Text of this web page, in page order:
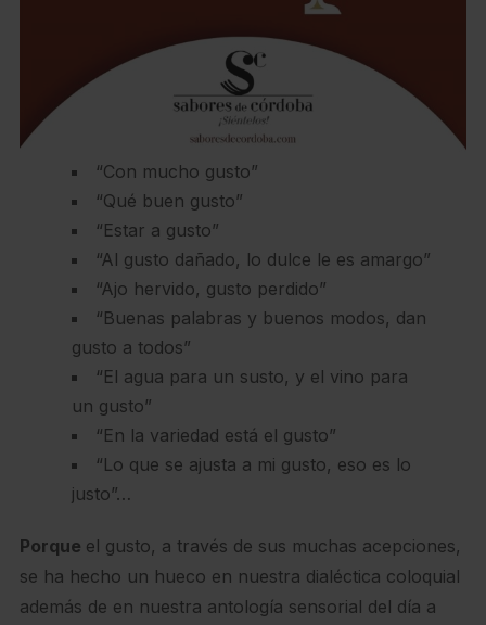
“Con mucho gusto”
“Qué buen gusto”
“Estar a gusto”
“Al gusto dañado, lo dulce le es amargo”
“Ajo hervido, gusto perdido”
“Buenas palabras y buenos modos, dan
gusto a todos”
“El agua para un susto, y el vino para
un gusto”
“En la variedad está el gusto”
“Lo que se ajusta a mi gusto, eso es lo
justo”…
Porque el gusto, a través de sus muchas acepciones,
se ha hecho un hueco en nuestra dialéctica coloquial
además de en nuestra antología sensorial del día a